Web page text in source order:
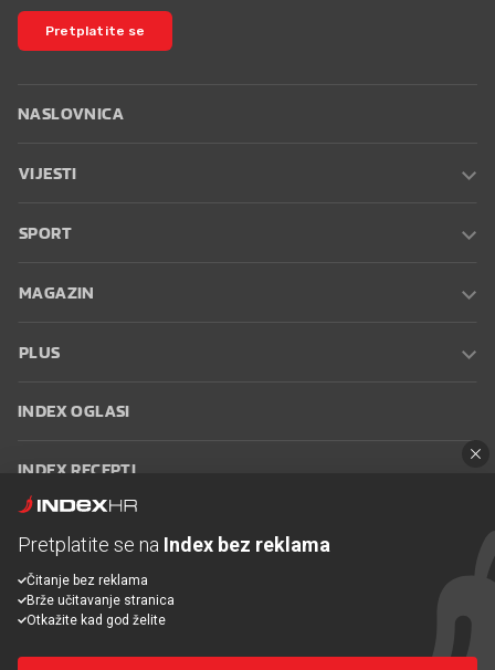
Pretplatite se
NASLOVNICA
VIJESTI
SPORT
MAGAZIN
PLUS
INDEX OGLASI
INDEX RECEPTI
Oglašavanje Zaposli se na Indexu
korištenja
Postavke kolačića
Pretplatite se na Index bez reklama
Čitanje bez reklama
Brže učitavanje stranica
Otkažite kad god želite